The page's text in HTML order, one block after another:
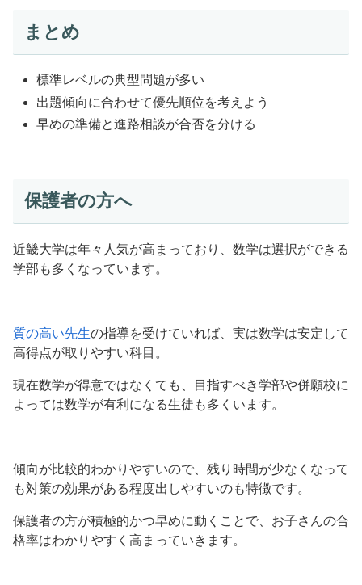
まとめ
標準レベルの典型問題が多い
出題傾向に合わせて優先順位を考えよう
早めの準備と進路相談が合否を分ける
保護者の方へ
近畿大学は年々人気が高まっており、数学は選択ができる
学部も多くなっています。
質の高い先生の指導を受けていれば、実は数学は安定して
高得点が取りやすい科目。
現在数学が得意ではなくても、目指すべき学部や併願校に
よっては数学が有利になる生徒も多くいます。
傾向が比較的わかりやすいので、残り時間が少なくなって
も対策の効果がある程度出しやすいのも特徴です。
保護者の方が積極的かつ早めに動くことで、お子さんの合
格率はわかりやすく高まっていきます。